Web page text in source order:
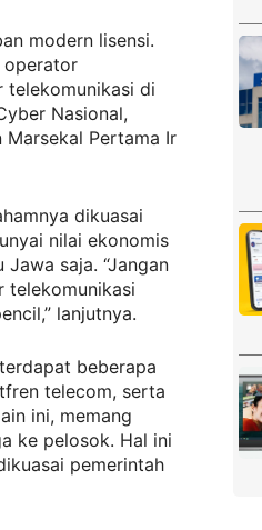
modern lisensi.
operator
telekomunikasi di
Nasional,
Marsekal Pertama Ir
dikuasai
nilai ekonomis
saja. “Jangan
telekomunikasi
lanjutnya.
beberapa
telecom, serta
ini, memang
ke pelosok. Hal ini
pemerintah